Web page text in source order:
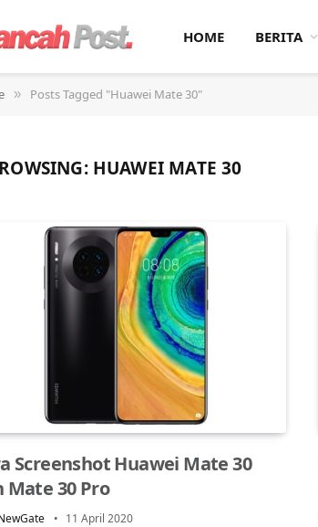
HOME BERITA
» Posts Tagged "Huawei Mate 30"
HUAWEI MATE 30
Screenshot Huawei Mate 30
Mate 30 Pro
11 April 2020